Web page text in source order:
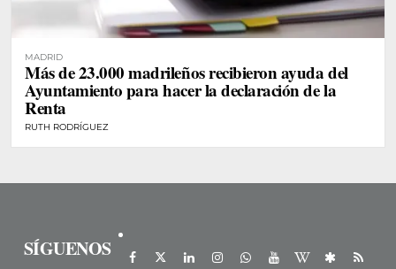
MADRID
Más de 23.000 madrileños recibieron ayuda del
Ayuntamiento para hacer la declaración de la
Renta
RUTH RODRÍGUEZ
SÍGUENOS